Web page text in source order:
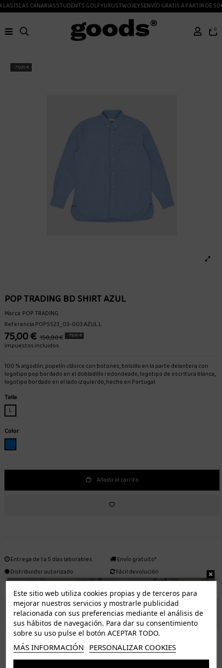
ISLAS CANARIASSTUDENTS GOLFYUXUSTWOJEYSENVÍO GRATIS A PARTIR DE 50€
0
-75,00 €
POP TRADING BD SHIRT AZUL
Marca:POP TRADING
ReferenciaPOPSS23_03-003.AZUL.L
75,00 € 150,00 € -75,00 €
Impuestos incluidos
100 % algodón, popelín clásico con botones, bolsillo en la parte delantera con
logotipo pop bordado en el dobladillo redondeado, logotipo de escritura blanca,
logotipo bordado en el lado izquierdo, hecho en Portugal.
Talla
L
Color
Añadir al carrito
Entrega de 1 a 5 días laborables.
Distribuidor autorizado
Envío gratuito*
Fácil devolución
ENVÍO GRATUITO *
ISLAS CANARIAS
Tenerife 3.50€. Gratis a partir de 50€
Resto de islas 5€. Gratis a partir de 50€
Este sitio web utiliza cookies propias y de terceros para
mejorar nuestros servicios y mostrarle publicidad
relacionada con sus preferencias mediante el análisis de
sus hábitos de navegación. Para dar su consentimiento
sobre su uso pulse el botón ACEPTAR TODO.
MÁS INFORMACIÓN PERSONALIZAR COOKIES